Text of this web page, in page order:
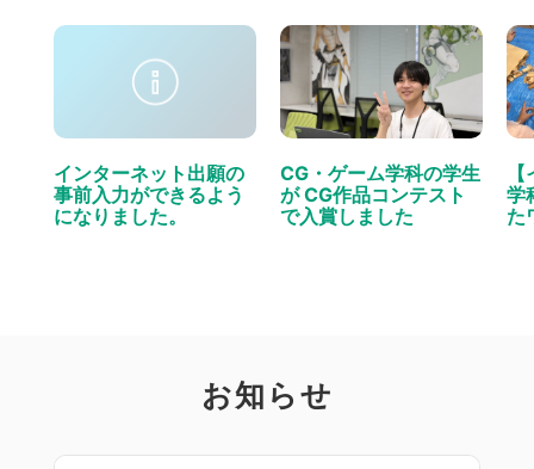
インターネット出願の
事前入力ができるよう
になりました。
CG・ゲーム学科の学生
が CG作品コンテスト
で入賞しました
学
た
お知らせ